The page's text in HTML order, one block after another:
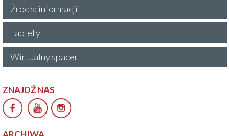
Źródła informacji
Tablety
Wirtualny spacer
ZNAJDŹ NAS